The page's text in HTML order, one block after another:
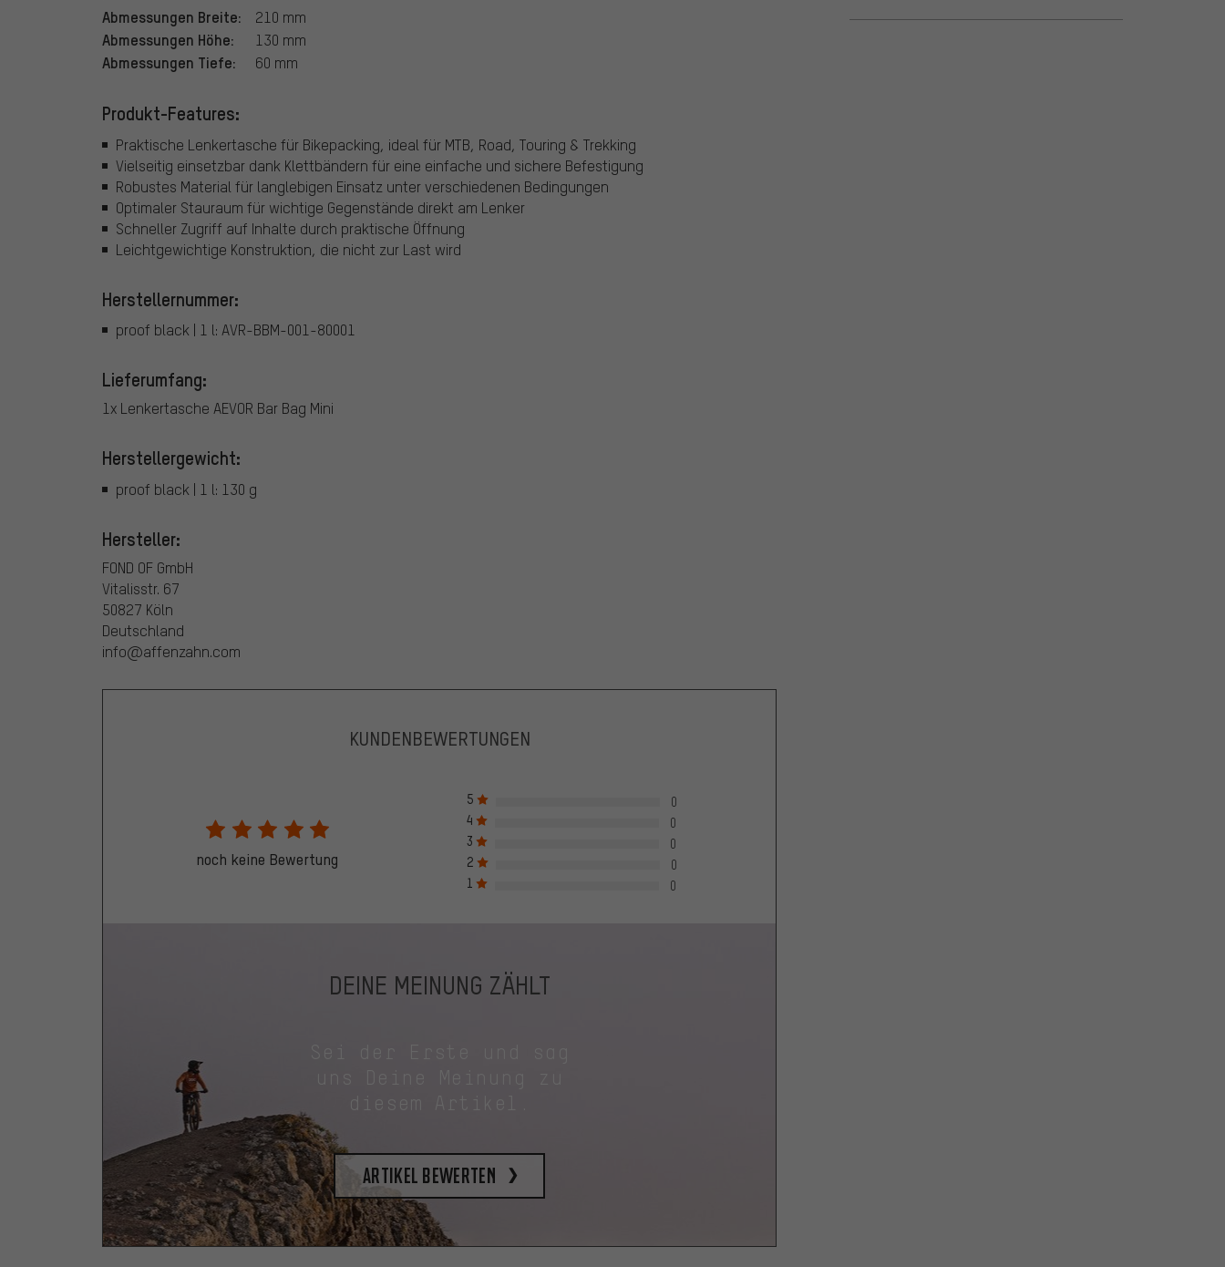
Abmessungen Breite: 210 mm
Abmessungen Höhe: 130 mm
Abmessungen Tiefe: 60 mm
Produkt-Features:
Praktische Lenkertasche für Bikepacking, ideal für MTB, Road, Touring & Trekking
Vielseitig einsetzbar dank Klettbändern für eine einfache und sichere Befestigung
Robustes Material für langlebigen Einsatz unter verschiedenen Bedingungen
Optimaler Stauraum für wichtige Gegenstände direkt am Lenker
Schneller Zugriff auf Inhalte durch praktische Öffnung
Leichtgewichtige Konstruktion, die nicht zur Last wird
Herstellernummer:
proof black | 1 l: AVR-BBM-001-80001
Lieferumfang:
1x Lenkertasche AEVOR Bar Bag Mini
Herstellergewicht:
proof black | 1 l: 130 g
Hersteller:
FOND OF GmbH
Vitalisstr. 67
50827 Köln
Deutschland
info@affenzahn.com
KUNDENBEWERTUNGEN
noch keine Bewertung
5
0
4
0
3
0
2
0
1
0
DEINE MEINUNG ZÄHLT
diesem Artikel.
Artikel bewerten